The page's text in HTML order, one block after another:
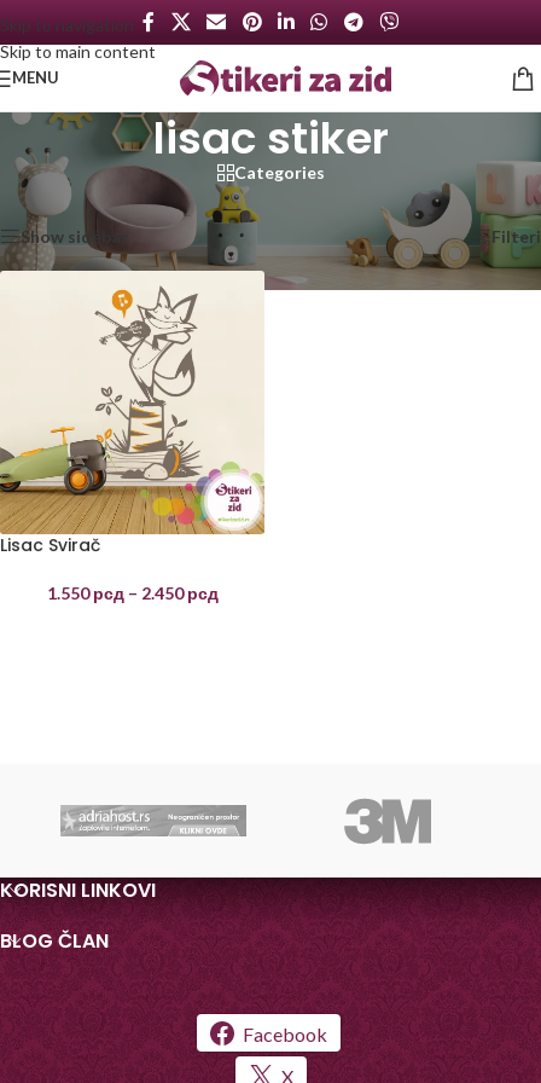
Skip to navigation
Skip to main content
MENU
lisac stiker
Categories
Početna
Proizvod označen „lisac stiker“ Prikazan jedan rezultat
Show sidebar Filteri
Lisac Svirač
1.550рсд – 2.450рсд
KORISNI LINKOVI
BLOG ČLAN
Facebook
X